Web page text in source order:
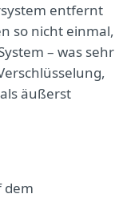
entfernt
so nicht einmal,
– was sehr
äußerst
dem